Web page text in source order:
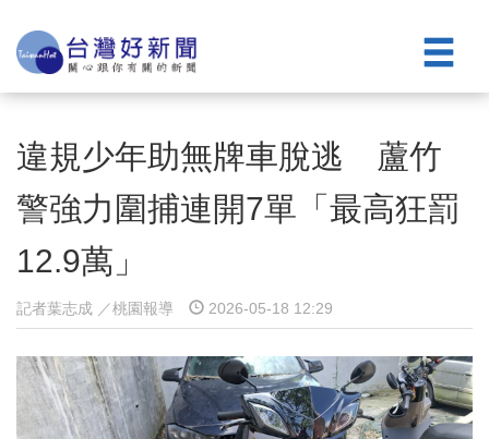
違規少年助無牌車脫逃 蘆竹
警強力圍捕連開7單「最高狂罰
12.9萬」
記者葉志成 ／桃園報導 2026-05-18 12:29